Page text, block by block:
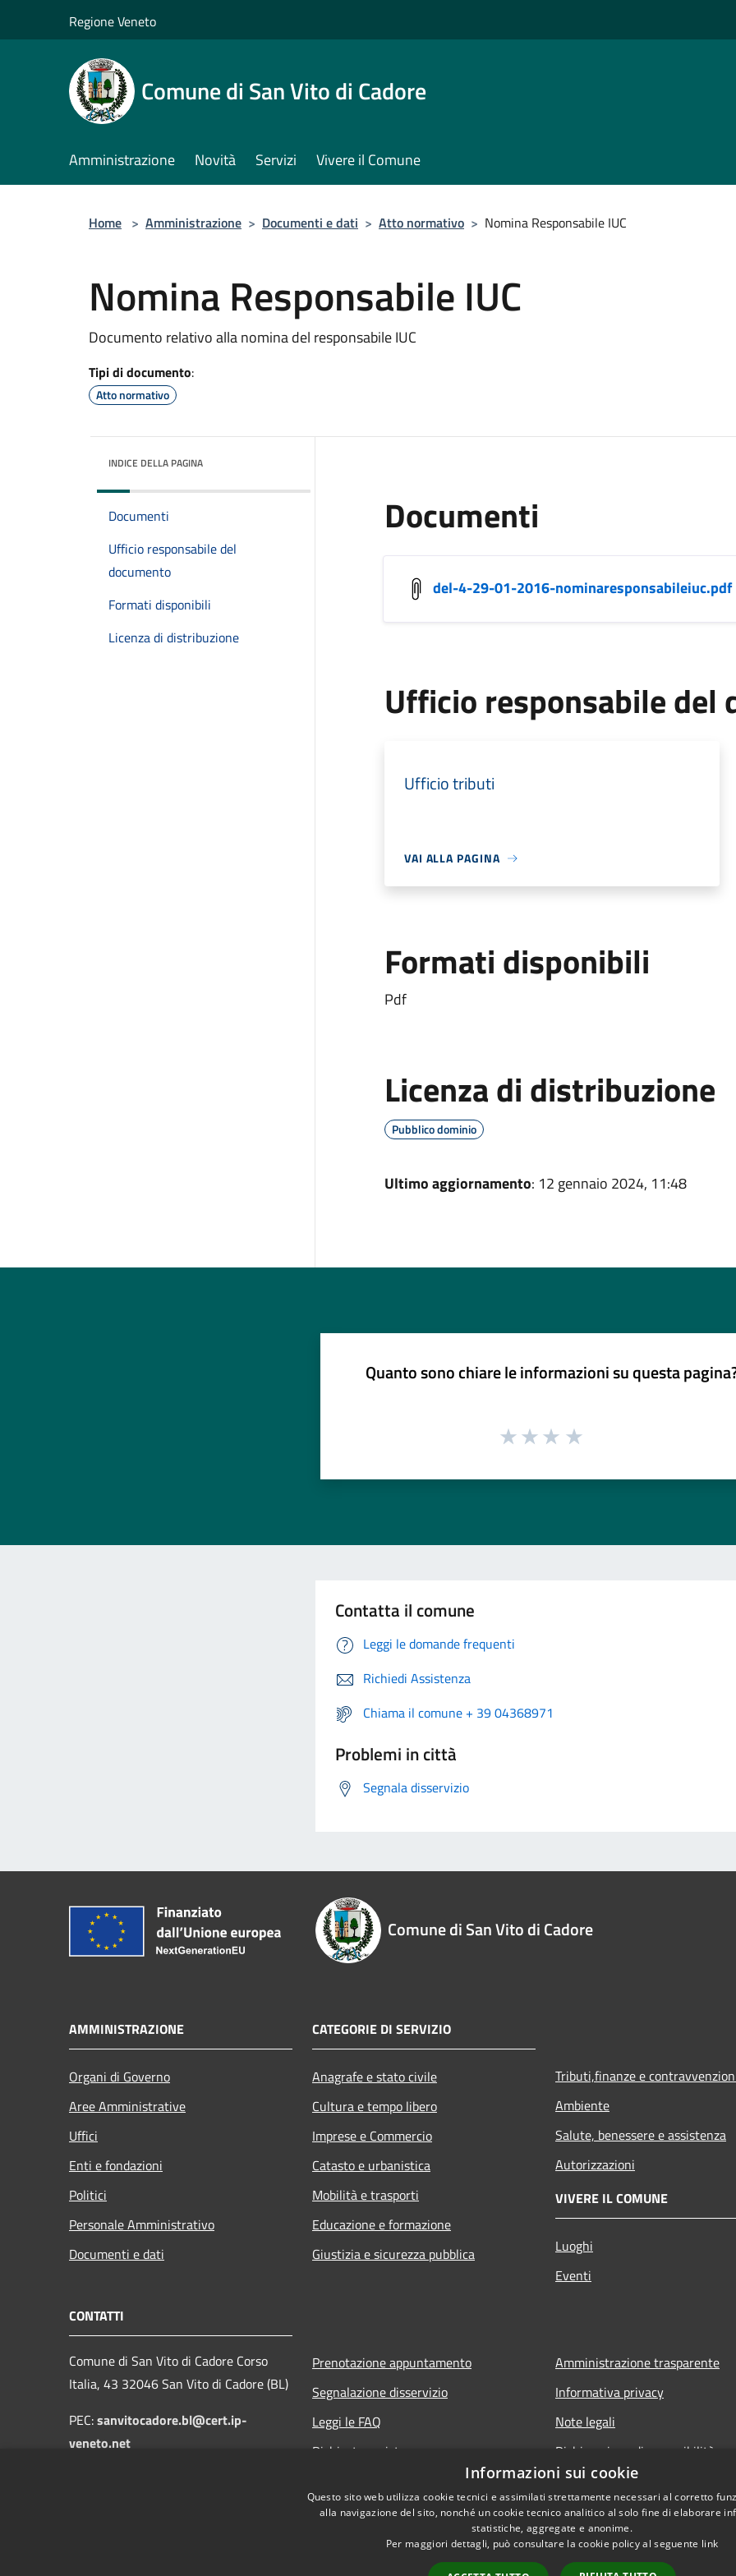
Regione Veneto
Comune di San Vito di Cadore
Amministrazione Novità Servizi Vivere il Comune
Home > Amministrazione > Documenti e dati > Atto normativo > Nomina Responsabile IUC
Nomina Responsabile IUC
Documento relativo alla nomina del responsabile IUC
Tipi di documento:
Atto normativo
INDICE DELLA PAGINA
Documenti
Ufficio responsabile del
documento
Formati disponibili
Licenza di distribuzione
Documenti
del-4-29-01-2016-nominaresponsabileiuc.pdf
Ufficio responsabile del
Ufficio tributi
VAI ALLA PAGINA
Formati disponibili
Pdf
Licenza di distribuzione
Pubblico dominio
Ultimo aggiornamento: 12 gennaio 2024, 11:48
Quanto sono chiare le informazioni su questa
Contatta il comune
Leggi le domande frequenti
Richiedi Assistenza
Chiama il comune + 39 04368971
Problemi in città
Segnala disservizio
Comune di San Vito di Cadore
AMMINISTRAZIONE
Organi di Governo
Aree Amministrative
Uffici
Enti e fondazioni
Politici
Personale Amministrativo
Documenti e dati
CATEGORIE DI SERVIZIO
Anagrafe e stato civile
Cultura e tempo libero
Imprese e Commercio
Catasto e urbanistica
Mobilità e trasporti
Educazione e formazione
Giustizia e sicurezza pubblica
Tributi,finanze e
Ambiente
Salute, benessere e assistenza
Autorizzazioni
VIVERE IL COMUNE
Luoghi
Eventi
CONTATTI
Comune di San Vito di Cadore Corso
Italia, 43 32046 San Vito di Cadore (BL)
PEC:sanvitocadore.bl@cert.ip-
veneto.net
Prenotazione appuntamento
Segnalazione disservizio
Leggi le FAQ
Richiesta assistenza
Amministrazione trasparente
Informativa privacy
Note legali
Dichiarazione di accessibilità
Informazioni sui cookie
Questo sito web utilizza cookie tecnici e assimilati strettamente necessari al corretto
alla navigazione del sito, nonché un cookie tecnico analitico al solo fine di elaborare
statistiche, aggregate e anonime.
Per maggiori dettagli, può consultare la cookie policy al seguente link